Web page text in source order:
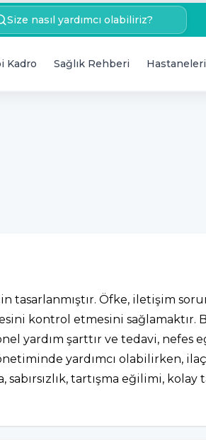
Size nasıl yardımcı olabiliriz?
Kadro Sağlık Rehberi
Öfke, iletişim
kontrol etmesini
yardım şarttır ve tedavi, nefes
yardımcı olabilirken,
tartışma eğilimi,